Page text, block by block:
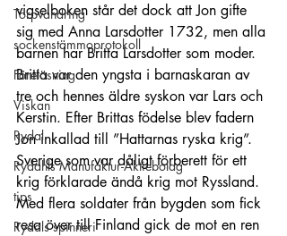
Torpvandring
sockenstämmoprotokoll
Föreläsning
Viskan
Rydal
Rydahls Manufaktur-Aktiebolag
tips
Rydals spinneri
vigselboken står det dock att Jon gifte
sig med Anna Larsdotter 1732, men alla
barnen har Britta Larsdotter som moder.
Britta var den yngsta i barnaskaran av
tre och hennes äldre syskon var Lars och
Kerstin. Efter Brittas födelse blev fadern
Jon inkallad till ”Hattarnas ryska krig”.
Sverige som var dåligt förberett för ett
krig förklarade ändå krig mot Ryssland.
Med flera soldater från bygden som fick
resa över till Finland gick de mot en ren